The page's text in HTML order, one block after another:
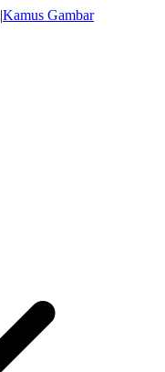
|Kamus Gambar